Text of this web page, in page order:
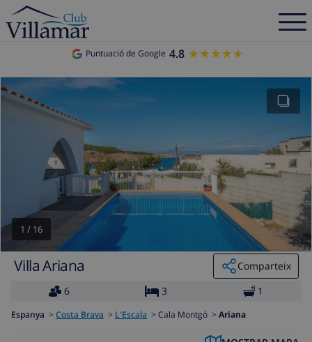
Puntuació de Google 4.8 ★★★★★
★★★★★
1 / 16
Villa Ariana
Comparteix
6
3 1
Espanya > Costa Brava > L'Escala > Cala Montgó > Ariana